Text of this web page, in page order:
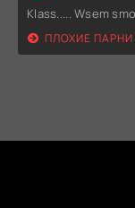
Klass..... Wsem
ПЛОХИЕ ПАРНИ